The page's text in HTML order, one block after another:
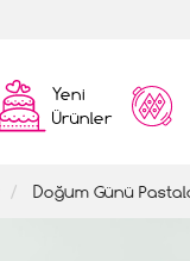
Yeni
Ürünler
Doğum Günü